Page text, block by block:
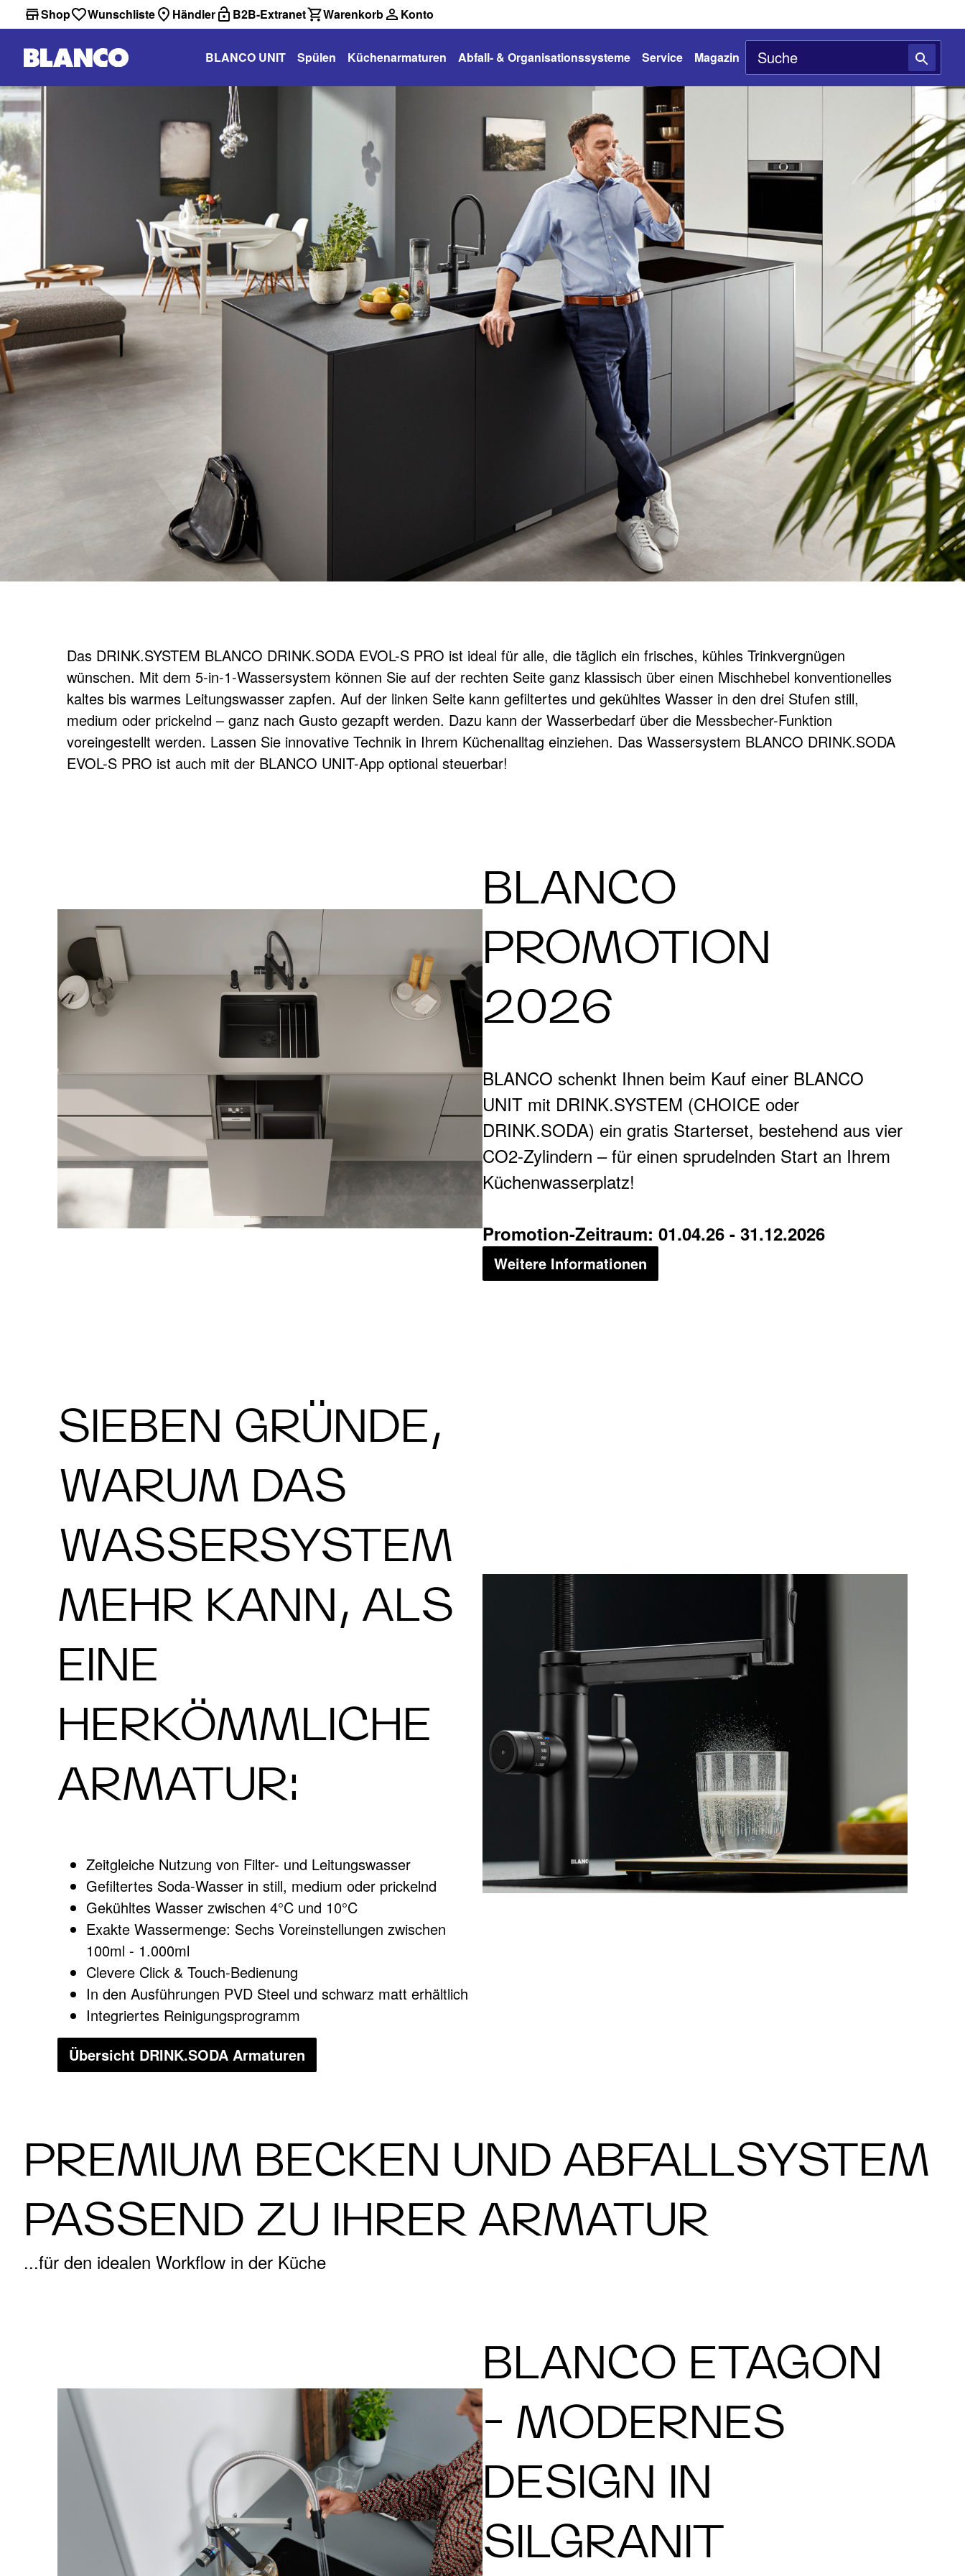
Shop Wunschliste Händler B2B-Extranet Warenkorb Konto
BLANCO UNIT Spülen Küchenarmaturen Abfall- & Organisationssysteme Service Magazin
DRINK.SYSTEM DRINK.SODA
Das 5-in-1 Wassersystem für sprudelnde Momente.
1 /0
Das DRINK.SYSTEM BLANCO DRINK.SODA EVOL-S PRO ist ideal für alle, die täglich ein frisches, kühles Trinkvergnügen
wünschen. Mit dem 5-in-1-Wassersystem können Sie auf der rechten Seite ganz klassisch über einen Mischhebel konventionelles
kaltes bis warmes Leitungswasser zapfen. Auf der linken Seite kann gefiltertes und gekühltes Wasser in den drei Stufen still,
medium oder prickelnd – ganz nach Gusto gezapft werden. Dazu kann der Wasserbedarf über die Messbecher-Funktion
voreingestellt werden. Lassen Sie innovative Technik in Ihrem Küchenalltag einziehen. Das Wassersystem BLANCO DRINK.SODA
EVOL-S PRO ist auch mit der BLANCO UNIT-App optional steuerbar!
BLANCO
PROMOTION
2026
BLANCO schenkt Ihnen beim Kauf einer BLANCO
UNIT mit DRINK.SYSTEM (CHOICE oder
DRINK.SODA) ein gratis Starterset, bestehend aus vier
CO2-Zylindern – für einen sprudelnden Start an Ihrem
Küchenwasserplatz!
Promotion-Zeitraum: 01.04.26 - 31.12.2026
Weitere Informationen
SIEBEN GRÜNDE,
WARUM DAS
WASSERSYSTEM
MEHR KANN, ALS
EINE
HERKÖMMLICHE
ARMATUR:
Zeitgleiche Nutzung von Filter- und Leitungswasser
Gefiltertes Soda-Wasser in still, medium oder prickelnd
Gekühltes Wasser zwischen 4°C und 10°C
Exakte Wassermenge: Sechs Voreinstellungen zwischen
100ml - 1.000ml
Clevere Click & Touch-Bedienung
In den Ausführungen PVD Steel und schwarz matt erhältlich
Integriertes Reinigungsprogramm
Übersicht DRINK.SODA Armaturen
PREMIUM BECKEN UND ABFALLSYSTEM
PASSEND ZU IHRER ARMATUR
...für den idealen Workflow in der Küche
BLANCO ETAGON
- MODERNES
DESIGN IN
SILGRANIT